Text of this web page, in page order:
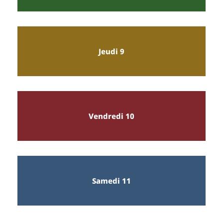
Jeudi 9
Vendredi 10
Samedi 11